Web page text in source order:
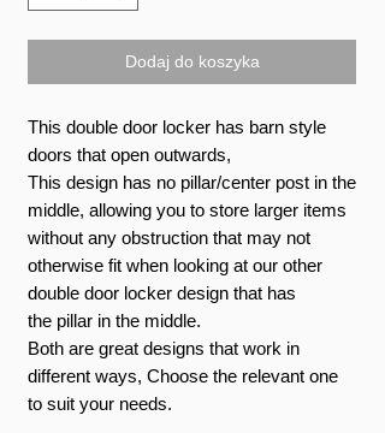
Dodaj do koszyka
This double door locker has barn style
doors that open outwards,
This design has no pillar/center post in the
middle, allowing you to store larger items
without any obstruction that may not
otherwise fit when looking at our other
double door locker design that has
the pillar in the middle.
Both are great designs that work in
different ways, Choose the relevant one
to suit your needs.